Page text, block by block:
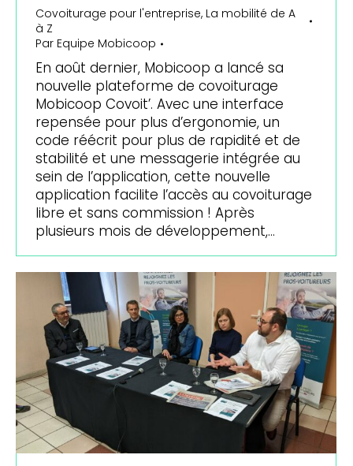
Covoiturage pour l'entreprise, La mobilité de A
à Z
Par Equipe Mobicoop
En août dernier, Mobicoop a lancé sa
nouvelle plateforme de covoiturage
Mobicoop Covoit’. Avec une interface
repensée pour plus d’ergonomie, un
code réécrit pour plus de rapidité et de
stabilité et une messagerie intégrée au
sein de l’application, cette nouvelle
application facilite l’accès au covoiturage
libre et sans commission ! Après
plusieurs mois de développement,…